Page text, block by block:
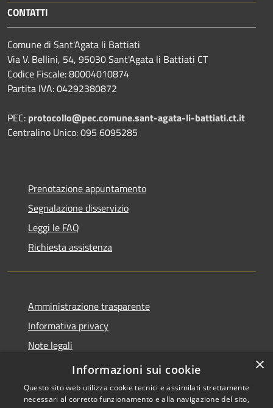
CONTATTI
Comune di Sant'Agata li Battiati
Via V. Bellini, 54, 95030 Sant'Agata li Battiati CT
Codice Fiscale: 80004010874
Partita IVA: 04292380872
PEC: protocollo@pec.comune.sant-agata-li-battiati.ct.it
Centralino Unico: 095 6095285
Prenotazione appuntamento
Segnalazione disservizio
Leggi le FAQ
Richiesta assistenza
Amministrazione trasparente
Informativa privacy
Note legali
Dichiarazione di accessibilità
×
Informazioni sui cookie
Questo sito web utilizza cookie tecnici e assimilati strettamente
necessari al corretto funzionamento e alla navigazione del sito,